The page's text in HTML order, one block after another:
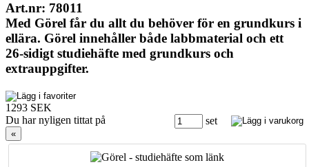
Art.nr: 78011
Med Görel får du allt du behöver för en grundkurs i
ellära. Görel innehåller både labbmaterial och ett
26-sidigt studiehäfte med grundkurs och
extrauppgifter.
1293 SEK
set
Du har nyligen tittat på
«